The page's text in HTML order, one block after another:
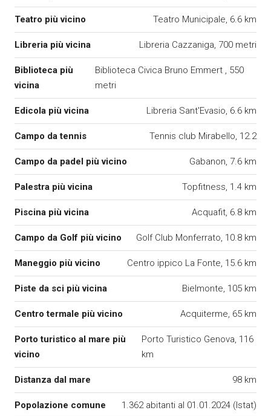
Teatro più vicino Teatro Municipale, 6.6 km
Libreria più vicina Libreria Cazzaniga, 700 metri
Biblioteca più
vicina
Biblioteca Civica Bruno Emmert , 550
metri
Edicola più vicina Libreria Sant'Evasio, 6.6 km
Campo da tennis Tennis club Mirabello, 12.2
Campo da padel più vicino Gabanon, 7.6 km
Palestra più vicina Topfitness, 1.4 km
Piscina più vicina Acquafit, 6.8 km
Campo da Golf più vicino Golf Club Monferrato, 10.8 km
Maneggio più vicino Centro ippico La Fonte, 15.6 km
Piste da sci più vicina Bielmonte, 105 km
Centro termale più vicino Acquiterme, 65 km
Porto turistico al mare più
vicino
Porto Turistico Genova, 116
km
Distanza dal mare 98 km
Popolazione comune 1.362 abitanti al 01.01.2024 (Istat)